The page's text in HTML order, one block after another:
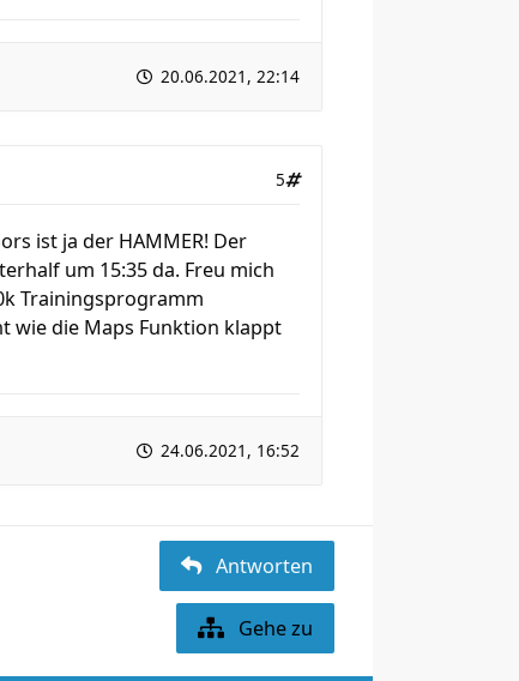
20.06.2021, 22:14
5
ist ja der HAMMER! Der
um 15:35 da. Freu mich
Trainingsprogramm
wie die Maps Funktion klappt
24.06.2021, 16:52
Antworten
Gehe zu